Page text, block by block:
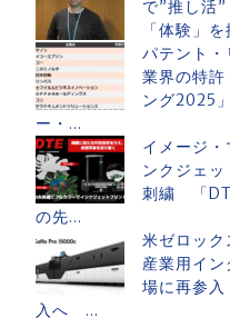
で”推し活
「体験」
パテント
業界の特許
ング2025
ー・...
イメージ
ンクジェ
刺繍 「
の先...
米ゼロッ
産業用イ
場に再参
入へ ...